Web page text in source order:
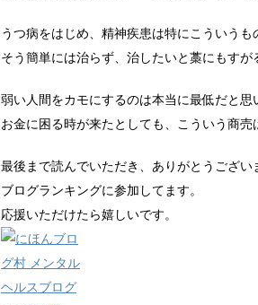
うつ病をはじめ、精神疾患は特にこういうも
そう簡単には治らず、治したいと藁にもすが
弱い人間をカモにするのは本当に最低だと思
お金に困る時が来たとしても、こういう商売
最後まで読んでいただき、ありがとうござい
ブログランキングに参加してます。
応援いただけたら嬉しいです。